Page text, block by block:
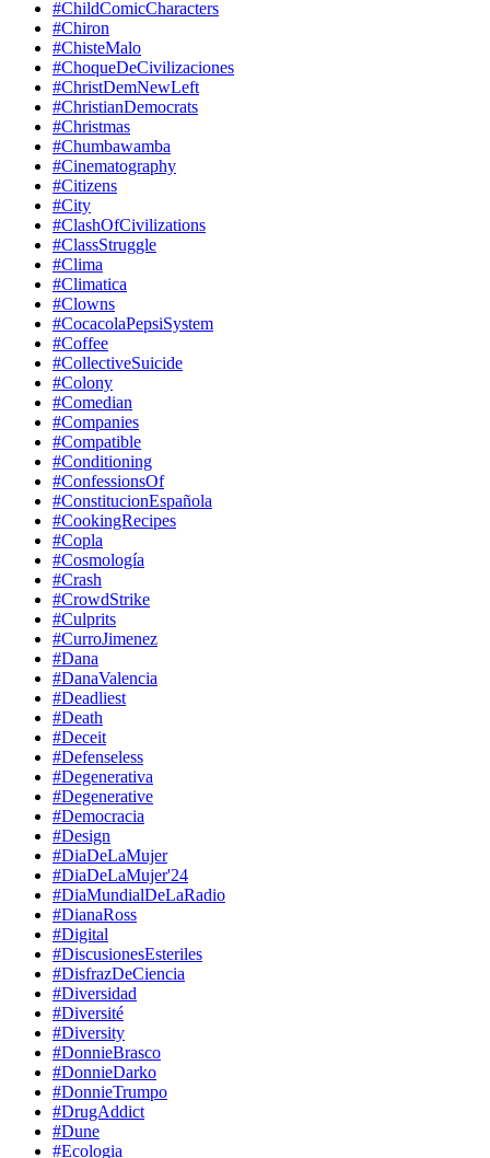
#ChildComicCharacters
#Chiron
#ChisteMalo
#ChoqueDeCivilizaciones
#ChristDemNewLeft
#ChristianDemocrats
#Christmas
#Chumbawamba
#Cinematography
#Citizens
#City
#ClashOfCivilizations
#ClassStruggle
#Clima
#Climatica
#Clowns
#CocacolaPepsiSystem
#Coffee
#CollectiveSuicide
#Colony
#Comedian
#Companies
#Compatible
#Conditioning
#ConfessionsOf
#ConstitucionEspañola
#CookingRecipes
#Copla
#Cosmología
#Crash
#CrowdStrike
#Culprits
#CurroJimenez
#Dana
#DanaValencia
#Deadliest
#Death
#Deceit
#Defenseless
#Degenerativa
#Degenerative
#Democracia
#Design
#DiaDeLaMujer
#DiaDeLaMujer'24
#DiaMundialDeLaRadio
#DianaRoss
#Digital
#DiscusionesEsteriles
#DisfrazDeCiencia
#Diversidad
#Diversité
#Diversity
#DonnieBrasco
#DonnieDarko
#DonnieTrumpo
#DrugAddict
#Dune
#Ecologia